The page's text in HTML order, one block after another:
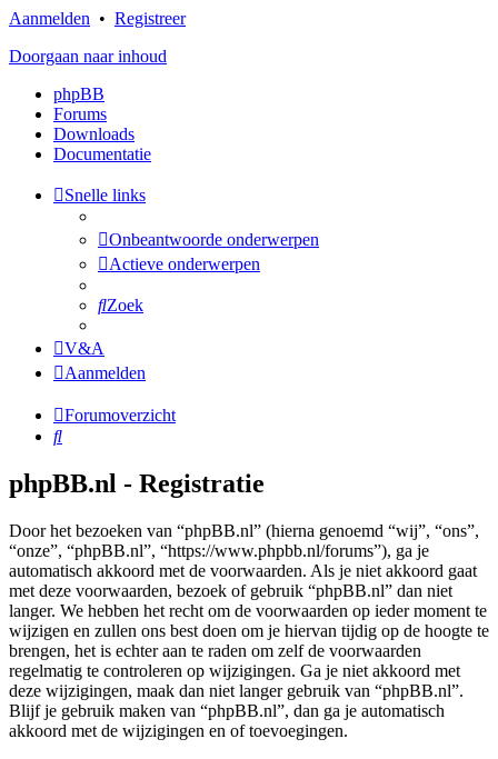
Aanmelden • Registreer
Doorgaan naar inhoud
phpBB
Forums
Downloads
Documentatie
Snelle links
Onbeantwoorde onderwerpen
Actieve onderwerpen
Zoek
V&A
Aanmelden
Forumoverzicht
Zoek
phpBB.nl - Registratie
Door het bezoeken van “phpBB.nl” (hierna genoemd “wij”, “ons”,
“onze”, “phpBB.nl”, “https://www.phpbb.nl/forums”), ga je
automatisch akkoord met de voorwaarden. Als je niet akkoord gaat
met deze voorwaarden, bezoek of gebruik “phpBB.nl” dan niet
langer. We hebben het recht om de voorwaarden op ieder moment te
wijzigen en zullen ons best doen om je hiervan tijdig op de hoogte te
brengen, het is echter aan te raden om zelf de voorwaarden
regelmatig te controleren op wijzigingen. Ga je niet akkoord met
deze wijzigingen, maak dan niet langer gebruik van “phpBB.nl”.
Blijf je gebruik maken van “phpBB.nl”, dan ga je automatisch
akkoord met de wijzigingen en of toevoegingen.